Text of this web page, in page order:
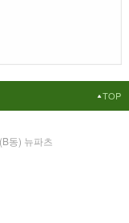
TOP
동) 뉴파츠